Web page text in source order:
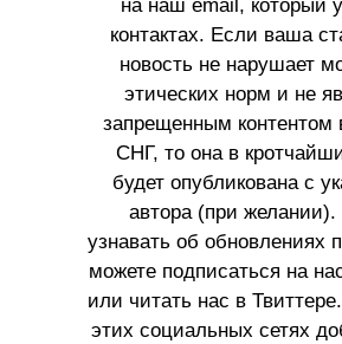
на наш email, который
контактах. Если ваша
новость не нарушает
этических норм и не
запрещенным контентом
СНГ, то она в
будет опубликована с
автора (при
узнавать об обновлениях
можете подписаться на
или читать нас в
этих социальных сетях